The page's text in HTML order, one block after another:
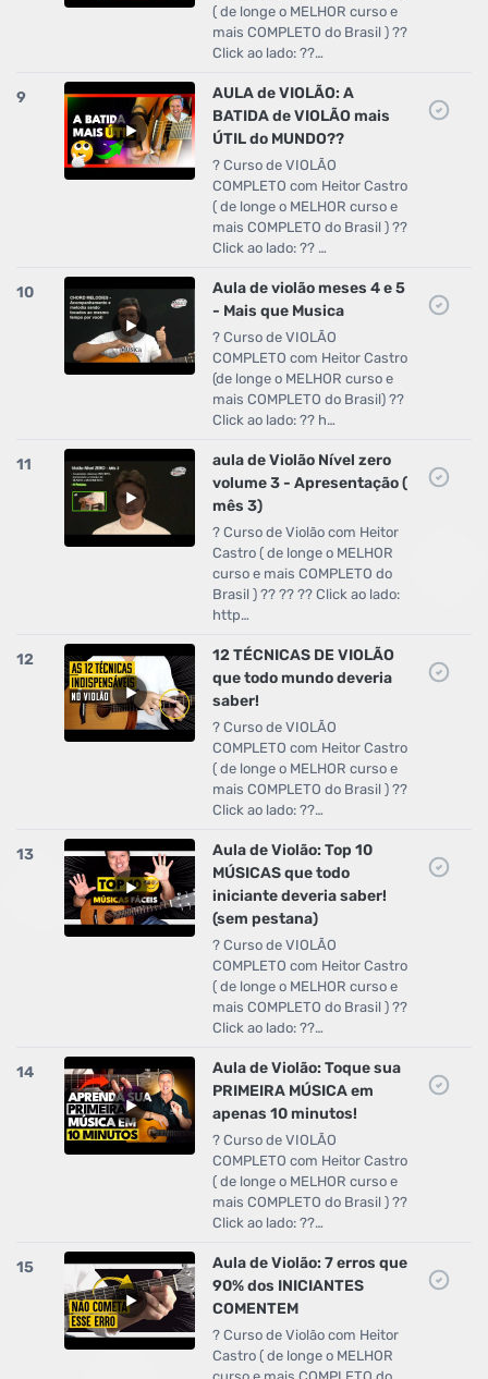
( de longe o MELHOR curso e
mais COMPLETO do Brasil ) ??
Click ao lado: ??…
9
AULA de VIOLÃO: A
BATIDA de VIOLÃO mais
ÚTIL do MUNDO??
? Curso de VIOLÃO
COMPLETO com Heitor Castro
( de longe o MELHOR curso e
mais COMPLETO do Brasil ) ??
Click ao lado: ?? …
10
Aula de violão meses 4 e 5
- Mais que Musica
? Curso de VIOLÃO
COMPLETO com Heitor Castro
(de longe o MELHOR curso e
mais COMPLETO do Brasil) ??
Click ao lado: ?? h…
11
aula de Violão Nível zero
volume 3 - Apresentação (
mês 3)
? Curso de Violão com Heitor
Castro ( de longe o MELHOR
curso e mais COMPLETO do
Brasil ) ?? ?? ?? Click ao lado:
http…
12
12 TÉCNICAS DE VIOLÃO
que todo mundo deveria
saber!
? Curso de VIOLÃO
COMPLETO com Heitor Castro
( de longe o MELHOR curso e
mais COMPLETO do Brasil ) ??
Click ao lado: ??…
13
Aula de Violão: Top 10
MÚSICAS que todo
iniciante deveria saber!
(sem pestana)
? Curso de VIOLÃO
COMPLETO com Heitor Castro
( de longe o MELHOR curso e
mais COMPLETO do Brasil ) ??
Click ao lado: ??…
14
Aula de Violão: Toque sua
PRIMEIRA MÚSICA em
apenas 10 minutos!
? Curso de VIOLÃO
COMPLETO com Heitor Castro
( de longe o MELHOR curso e
mais COMPLETO do Brasil ) ??
Click ao lado: ??…
15
Aula de Violão: 7 erros que
90% dos INICIANTES
COMENTEM
? Curso de Violão com Heitor
Castro ( de longe o MELHOR